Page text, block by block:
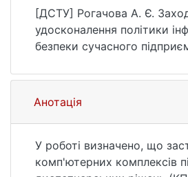
[Бакалаврська робота,
національний університет
Шевченка]. eKNUTSHIR.
https://ir.library.knu.ua/
34
[ДСТУ] Рогачова А. Є.
удосконалення політики
безпеки сучасного
Інформаційні технології.
URL:
https://ir.library.knu.ua/
Анотація
У роботі визначено, що
комп'ютерних комплексів